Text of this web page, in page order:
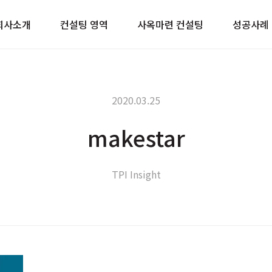
사소개 컨설팅 영역 사옥마련 컨설팅 성공사례
2020.03.25
makestar
TPI Insight